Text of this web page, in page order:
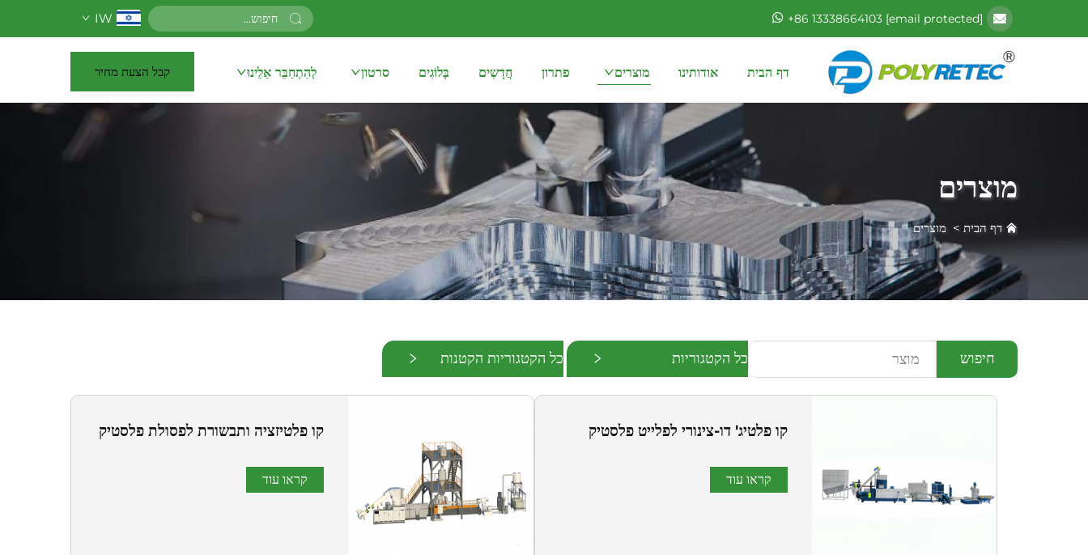
[email protected]
+86 13338664103
IW
דף הבית אודותינו מוצרים פתרון חֲדָשִים בְּלוֹגִים סרטון לְהִתְחַבֵּר אֵלֵינוּ קבל הצעת מחיר
מוצרים
דף הבית > מוצרים
כל הקטגוריות כל הקטגוריות הקטנות חיפוש
קו פלטיג' דו-צינורי לפלייט פלסטיק
קראו עוד
קו פלטיזציה ותבשורת לפסולת פלסטיק
קראו עוד